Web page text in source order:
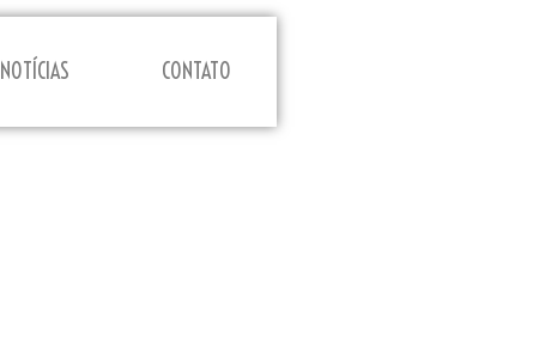
NOTÍCIAS CONTATO